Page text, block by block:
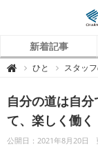
新着記事
 チ
P
O
I
N
（
ひと スタッ
自分の道は自
て、楽しく働く
公開日：2021年8月20日